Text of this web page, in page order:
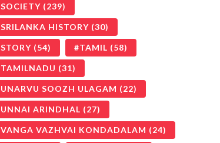
SOCIETY (239)
SRILANKA HISTORY (30)
STORY (54) TAMIL (58)
TAMILNADU (31)
UNARVU SOOZH ULAGAM (22)
UNNAI ARINDHAL (27)
VANGA VAZHVAI KONDADALAM (24)